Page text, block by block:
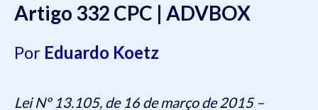
Artigo 332 CPC | ADVBOX
Por Eduardo Koetz
Lei Nº 13.105, de 16 de março de 2015 –